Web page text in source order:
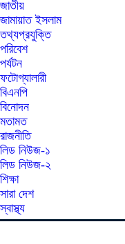
জাতীয়
জামায়াত ইসলাম
তথ্যপ্রযুক্তি
পরিবেশ
পর্যটন
ফটোগ্যালারী
বিএনপি
বিনোদন
মতামত
রাজনীতি
লিড নিউজ-১
লিড নিউজ-২
শিক্ষা
সারা দেশ
স্বাস্থ্য